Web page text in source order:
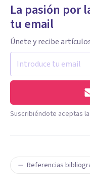
La pasión por
tu email
Únete y recibe
Suscribiéndote aceptas
Referencias